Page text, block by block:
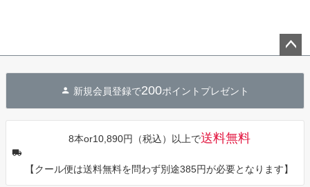
へ
新規会員登録で200ポイントプレゼント
8本or10,890円（税込）以上で送料無料
【クール便は送料無料を問わず別途385円が必要となります】